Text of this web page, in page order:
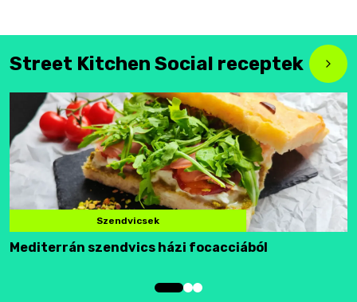
Street Kitchen Social receptek
Szendvicsek
Mediterrán szendvics házi focacciából